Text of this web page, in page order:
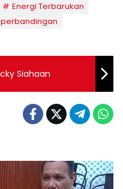
Energi Terbarukan
perbandingan
Siahaan